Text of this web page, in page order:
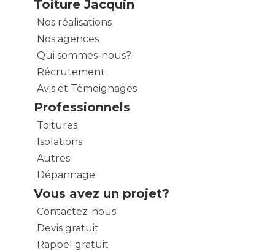
Toiture Jacquin
Nos réalisations
Nos agences
Qui sommes-nous?
Récrutement
Avis et Témoignages
Professionnels
Toitures
Isolations
Autres
Dépannage
Vous avez un projet?
Contactez-nous
Devis gratuit
Rappel gratuit